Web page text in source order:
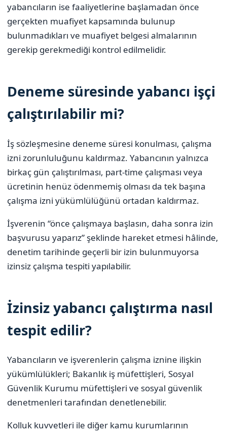
yabancıların ise faaliyetlerine başlamadan önce
gerçekten muafiyet kapsamında bulunup
bulunmadıkları ve muafiyet belgesi almalarının
gerekip gerekmediği kontrol edilmelidir.
Deneme süresinde yabancı işçi
çalıştırılabilir mi?
İş sözleşmesine deneme süresi konulması, çalışma
izni zorunluluğunu kaldırmaz. Yabancının yalnızca
birkaç gün çalıştırılması, part-time çalışması veya
ücretinin henüz ödenmemiş olması da tek başına
çalışma izni yükümlülüğünü ortadan kaldırmaz.
İşverenin “önce çalışmaya başlasın, daha sonra izin
başvurusu yaparız” şeklinde hareket etmesi hâlinde,
denetim tarihinde geçerli bir izin bulunmuyorsa
izinsiz çalışma tespiti yapılabilir.
İzinsiz yabancı çalıştırma nasıl
tespit edilir?
Yabancıların ve işverenlerin çalışma iznine ilişkin
yükümlülükleri; Bakanlık iş müfettişleri, Sosyal
Güvenlik Kurumu müfettişleri ve sosyal güvenlik
denetmenleri tarafından denetlenebilir.
Kolluk kuvvetleri ile diğer kamu kurumlarının